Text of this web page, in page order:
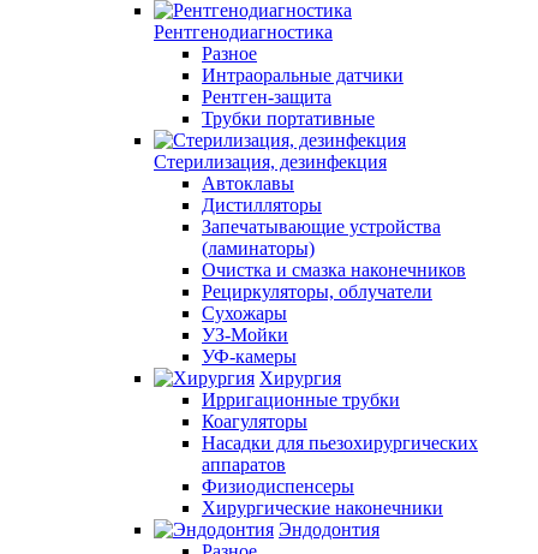
Рентгенодиагностика
Разное
Интраоральные датчики
Рентген-защита
Трубки портативные
Стерилизация, дезинфекция
Автоклавы
Дистилляторы
Запечатывающие устройства
(ламинаторы)
Очистка и смазка наконечников
Рециркуляторы, облучатели
Сухожары
УЗ-Мойки
УФ-камеры
Хирургия
Ирригационные трубки
Коагуляторы
Насадки для пьезохирургических
аппаратов
Физиодиспенсеры
Хирургические наконечники
Эндодонтия